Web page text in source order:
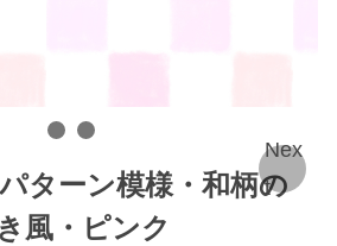
Nex
t
ターン模様・和柄の
風・ピンク